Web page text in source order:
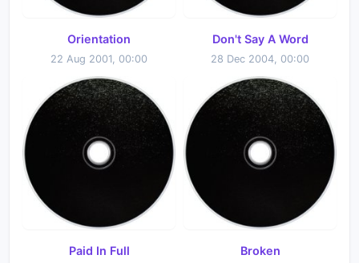
Orientation
22 Aug 2001, 00:00
Don't Say A Word
28 Dec 2004, 00:00
Paid In Full Broken